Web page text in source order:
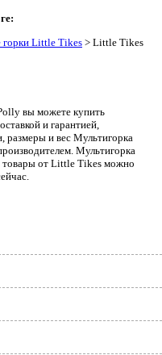
горки Little Tikes> Little Tikes
вы можете купить
и гарантией,
размеры и вес Мультигорка
Мультигорка
от Little Tikes можно